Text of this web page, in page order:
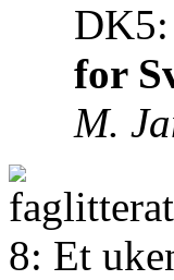
DK5:
for
M.
8: Et